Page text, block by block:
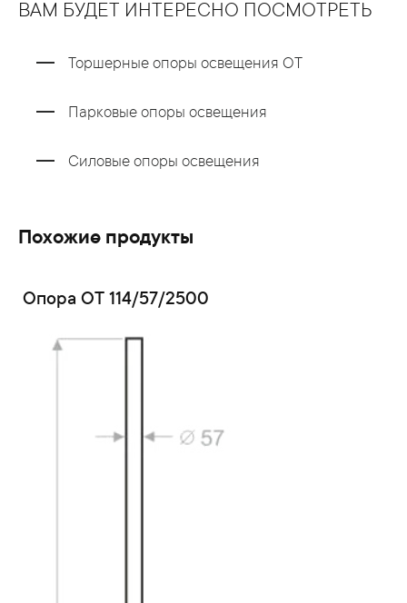
ВАМ БУДЕТ ИНТЕРЕСНО ПОСМОТРЕТЬ
Торшерные опоры освещения ОТ
Парковые опоры освещения
Силовые опоры освещения
Похожие продукты
Опора ОТ 114/57/2500